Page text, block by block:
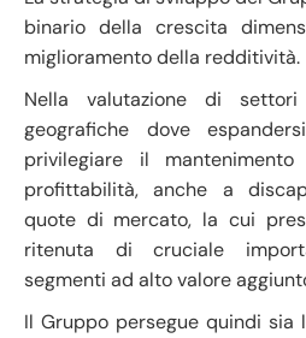
binario della crescita
miglioramento della redditività.
Nella valutazione di
geografiche dove
privilegiare il
profittabilità, anche a
quote di mercato, la cui
ritenuta di cruciale
segmenti ad alto valore
Il Gruppo persegue quindi sia